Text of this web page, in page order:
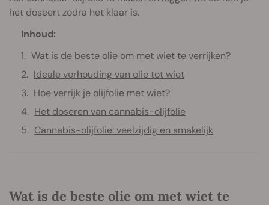
het doseert zodra het klaar is.
Inhoud:
Wat is de beste olie om met wiet te verrijken?
Ideale verhouding van olie tot wiet
Hoe verrijk je olijfolie met wiet?
Het doseren van cannabis-olijfolie
Cannabis-olijfolie: veelzijdig en smakelijk
Wat is de beste olie om met wiet te